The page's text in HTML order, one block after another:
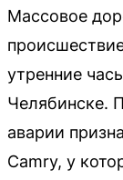
Массовое
утренние
Челябинске.
аварии
Camry, у